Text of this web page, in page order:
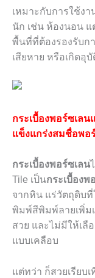
เหมาะกับการใช้ง
นัก เช่น ห้องนอน
พื้นที่ที่ต้องรองรับก
เสียหาย หรือเกิดอุ
กระเบื้องพอร์ซเลน
แข็งแกร่งสมชื่อพอ
กระเบื้องพอร์ซเลน
Tile เป็นกระเบื้องพ
จากหิน แร่วัตถุดิบที่
พิมพ์สีพิมพ์ลายเพิ่ม
สวย และไม่มีให้เลื
แบบเคลือบ
แต่ทว่า ก็สวยเรียบ